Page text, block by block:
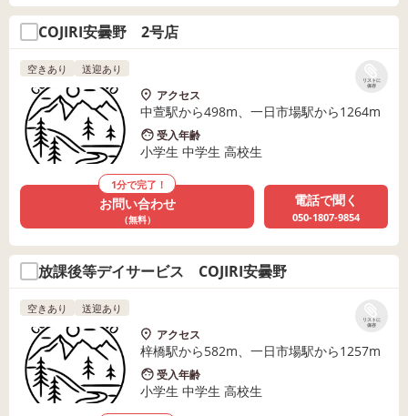
COJIRI安曇野 2号店
リストに
保存
空きあり 送迎あり
アクセス
中萱駅から498m、一日市場駅から1264m
受入年齢
小学生 中学生 高校生
1分で完了！
お問い合わせ
（無料）
電話で聞く
050-1807-9854
放課後等デイサービス COJIRI安曇野
リストに
保存
空きあり 送迎あり
アクセス
梓橋駅から582m、一日市場駅から1257m
受入年齢
小学生 中学生 高校生